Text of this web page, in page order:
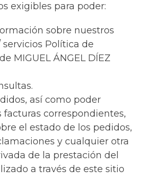
exigibles para poder:
sobre nuestros
Política de
MIGUEL ÁNGEL DÍEZ
así como poder
facturas correspondientes,
el estado de los pedidos,
y cualquier otra
de la prestación del
a través de este sitio